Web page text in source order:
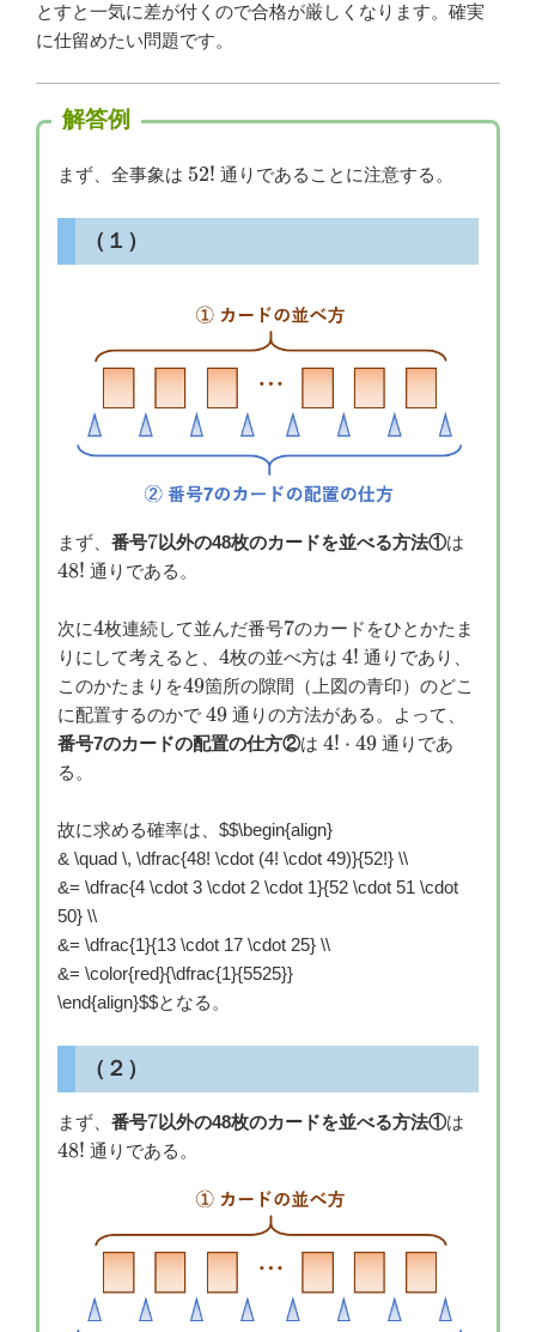
とすと一気に差が付くので合格が厳しくなります。確実
に仕留めたい問題です。
解答例
まず、全事象は 52!
52! 通りであることに注意する。
（１）
まず、 番号7
7以外の48枚のカードを並べる方法①は
48! 通りである。
次に4
4枚連続して並んだ番号7
7のカードをひとかたま
りにして考えると、 4
4枚の並べ方は 4!
4! 通りであり、
このかたまりを49
49箇所の隙間（上図の青印）のどこ
に配置するのかで 49
49 通りの方法がある。よって、
番号7のカードの配置の仕方②は 4!
4! ⋅ 49 通りであ
る。
故に求める確率は、 $$\begin{align}
& \quad \, \dfrac{48! \cdot (4! \cdot 49)}{52!} \\
&= \dfrac{4 \cdot 3 \cdot 2 \cdot 1}{52 \cdot 51 \cdot
50} \\
&= \dfrac{1}{13 \cdot 17 \cdot 25} \\
&= \color{red}{\dfrac{1}{5525}}
\end{align}$$となる。
（２）
まず、 番号7
7以外の48枚のカードを並べる方法①は
48! 通りである。